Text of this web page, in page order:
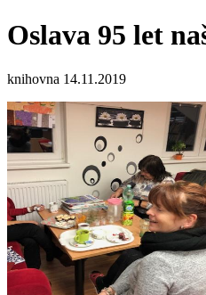
Oslava 95 let
knihovna 14.11.2019